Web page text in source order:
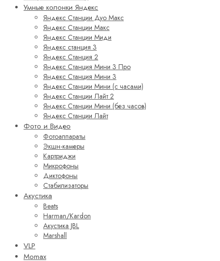
Умные колонки Яндекс
Яндекс Станции Дуо Макс
Яндекс Станции Макс
Яндекс Станции Миди
Яндекс станция 3
Яндекс Станция 2
Яндекс Станция Мини 3 Про
Яндекс Станция Мини 3
Яндекс Станции Мини (с часами)
Яндекс Станции Лайт 2
Яндекс Станции Мини (без часов)
Яндекс Станции Лайт
Фото и Видео
Фотоаппараты
Экшн-камеры
Картриджи
Микрофоны
Диктофоны
Стабилизаторы
Акустика
Beats
Harman/Kardon
Акустика JBL
Marshall
VLP
Momax